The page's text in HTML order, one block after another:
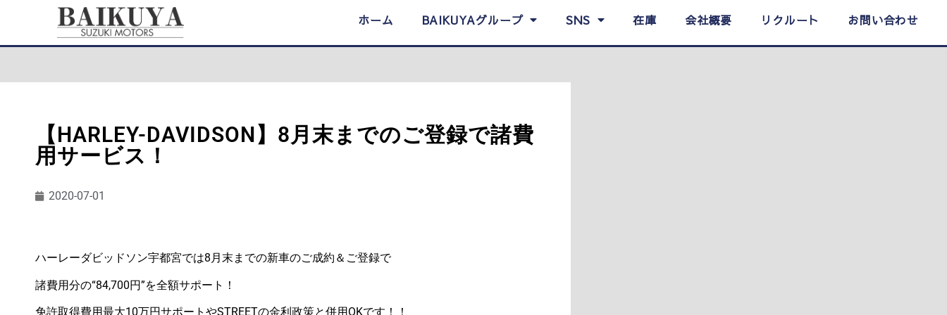
ホーム BAIKUYAグループ SNS 在庫 会社概要 リクルート お問い合わせ
【HARLEY-DAVIDSON】8月末までのご登録で諸費
用サービス！
2020-07-01
ハーレーダビッドソン宇都宮では8月末までの新車のご成約＆ご登録で
諸費用分の“84,700円”を全額サポート！
免許取得費用最大10万円サポートやSTREETの金利政策と併用OKです！！